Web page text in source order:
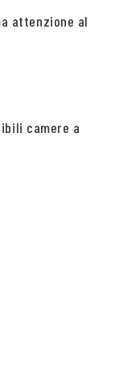
attenzione al
camere a